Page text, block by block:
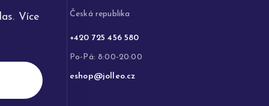
Více
Česká republika
+420 725 456 580
Po-Pá: 8:00-20:00
eshop@jolleo.cz